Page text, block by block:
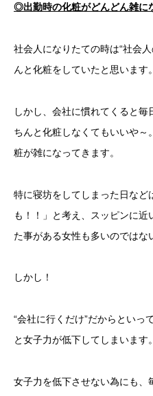
◎出勤時の化粧がどんどん雑に
社会人になりたての時は“社会
んと化粧をしていたと思います。
しかし、会社に慣れてくると
ちんと化粧しなくてもいいや
粧が雑になってきます。
特に寝坊をしてしまった日な
も！！」と考え、スッピンに
た事がある女性も多いのではな
しかし！
“会社に行くだけ”だからといっ
と女子力が低下してしまいます。
女子力を低下させない為にも、